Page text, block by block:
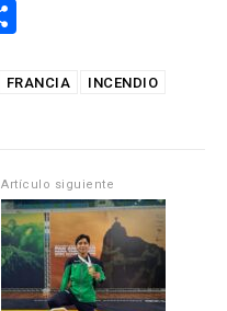
m
tir
FRANCIA
INCENDIO
Artículo siguiente